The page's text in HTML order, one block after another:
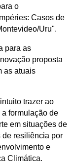
o
Casos de
Uru".
para as
proposta
as atuais
trazer ao
formulação de
em situações de
de resiliência por
e
Climática.